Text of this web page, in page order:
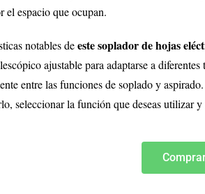
el espacio que ocupan.
notables deeste soplador de hojas
ajustable para adaptarse a
entre las funciones de soplado y
seleccionar la función que deseas utilizar